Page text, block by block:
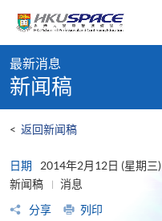
content
content
start
最新消息
新闻稿
< 返回新闻稿
日期
2014年2月12日 (星期三)
新闻稿
消息
分享
列印